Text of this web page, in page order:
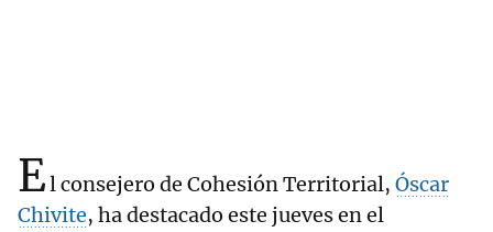
El consejero de Cohesión Territorial, Óscar
Chivite, ha destacado este jueves en el